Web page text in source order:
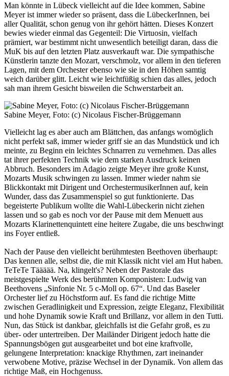
Man könnte in Lübeck vielleicht auf die Idee kommen, Sabine
Meyer ist immer wieder so präsent, dass die LübeckerInnen, bei
aller Qualität, schon genug von ihr gehört hätten. Dieses Konzert
bewies wieder einmal das Gegenteil: Die Virtuosin, vielfach
prämiert, war bestimmt nicht unwesentlich beteiligt daran, dass die
MuK bis auf den letzten Platz ausverkauft war. Die sympathische
Künstlerin tanzte den Mozart, verschmolz, vor allem in den tieferen
Lagen, mit dem Orchester ebenso wie sie in den Höhen samtig
weich darüber glitt. Leicht wie leichtfüßig schien das alles, jedoch
sah man ihrem Gesicht bisweilen die Schwerstarbeit an.
Sabine Meyer, Foto: (c) Nicolaus Fischer-Brüggemann
Vielleicht lag es aber auch am Blättchen, das anfangs womöglich
nicht perfekt saß, immer wieder griff sie an das Mundstück und ich
meinte, zu Beginn ein leichtes Schnarren zu vernehmen. Das alles
tat ihrer perfekten Technik wie dem starken Ausdruck keinen
Abbruch. Besonders im Adagio zeigte Meyer ihre große Kunst,
Mozarts Musik schwingen zu lassen. Immer wieder nahm sie
Blickkontakt mit Dirigent und OrchestermusikerInnen auf, kein
Wunder, dass das Zusammenspiel so gut funktionierte. Das
begeisterte Publikum wollte die Wahl-Lübeckerin nicht ziehen
lassen und so gab es noch vor der Pause mit dem Menuett aus
Mozarts Klarinettenquintett eine heitere Zugabe, die uns beschwingt
ins Foyer entließ.
Nach der Pause den vielleicht berühmtesten Beethoven überhaupt:
Das kennen alle, selbst die, die mit Klassik nicht viel am Hut haben.
TeTeTe Täääää. Na, klingelt's? Neben der Pastorale das
meistgespielte Werk des berühmten Komponisten: Ludwig van
Beethovens „Sinfonie Nr. 5 c-Moll op. 67“. Und das Baseler
Orchester lief zu Höchstform auf. Es fand die richtige Mitte
zwischen Geradlinigkeit und Expression, zeigte Eleganz, Flexibilität
und hohe Dynamik sowie Kraft und Brillanz, vor allem in den Tutti.
Nun, das Stück ist dankbar, gleichfalls ist die Gefahr groß, es zu
über- oder untertreiben. Der Mailänder Dirigent jedoch hatte die
Spannungsbögen gut ausgearbeitet und bot eine kraftvolle,
gelungene Interpretation: knackige Rhythmen, zart ineinander
verwobene Motive, präzise Wechsel in der Dynamik. Von allem das
richtige Maß, ein Hochgenuss.